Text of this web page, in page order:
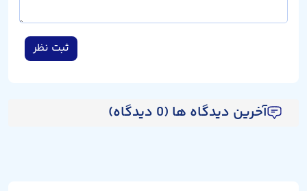
ثبت نظر
آخرین دیدگاه ها (0 دیدگاه)